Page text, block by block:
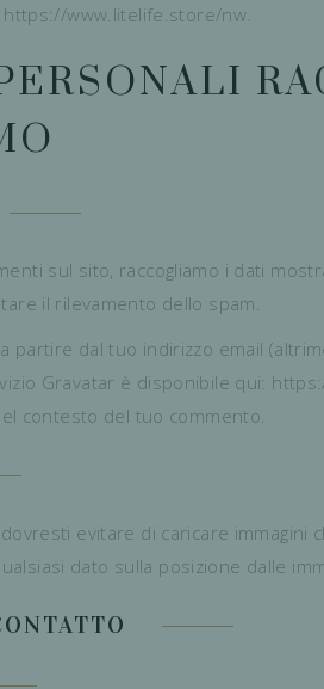
https://www.litelife.store/nw.
sul sito, raccogliamo i dati
il rilevamento dello spam.
partire dal tuo indirizzo email
Gravatar è disponibile qui:
contesto del tuo commento.
evitare di caricare
dato sulla posizione dalle